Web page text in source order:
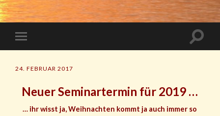
24. FEBRUAR 2017
Neuer Seminartermin für 2019 …
… ihr wisst ja, Weihnachten kommt ja auch immer so